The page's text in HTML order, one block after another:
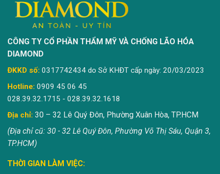
CÔNG TY CỔ PHẦN THẨM MỸ VÀ CHỐNG LÃO HÓA
DIAMOND
ĐKKD số: 0317742434 do Sở KHĐT cấp ngày: 20/03/2023
Hotline: 0909 45 06 45
028.39.32.1715 - 028.39.32.1618
Địa chỉ: 30 – 32 Lê Quý Đôn, Phường Xuân Hòa, TP.HCM
(Địa chỉ cũ: 30 - 32 Lê Quý Đôn, Phường Võ Thị Sáu, Quận 3,
TP.HCM)
THỜI GIAN LÀM VIỆC: